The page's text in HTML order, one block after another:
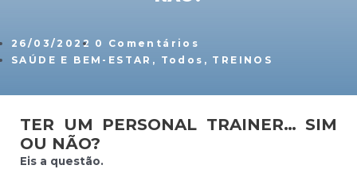
26/03/2022 0 Comentários
SAÚDE E BEM-ESTAR , Todos , TREINOS
TER UM PERSONAL TRAINER… SIM
OU NÃO?
Eis a questão.